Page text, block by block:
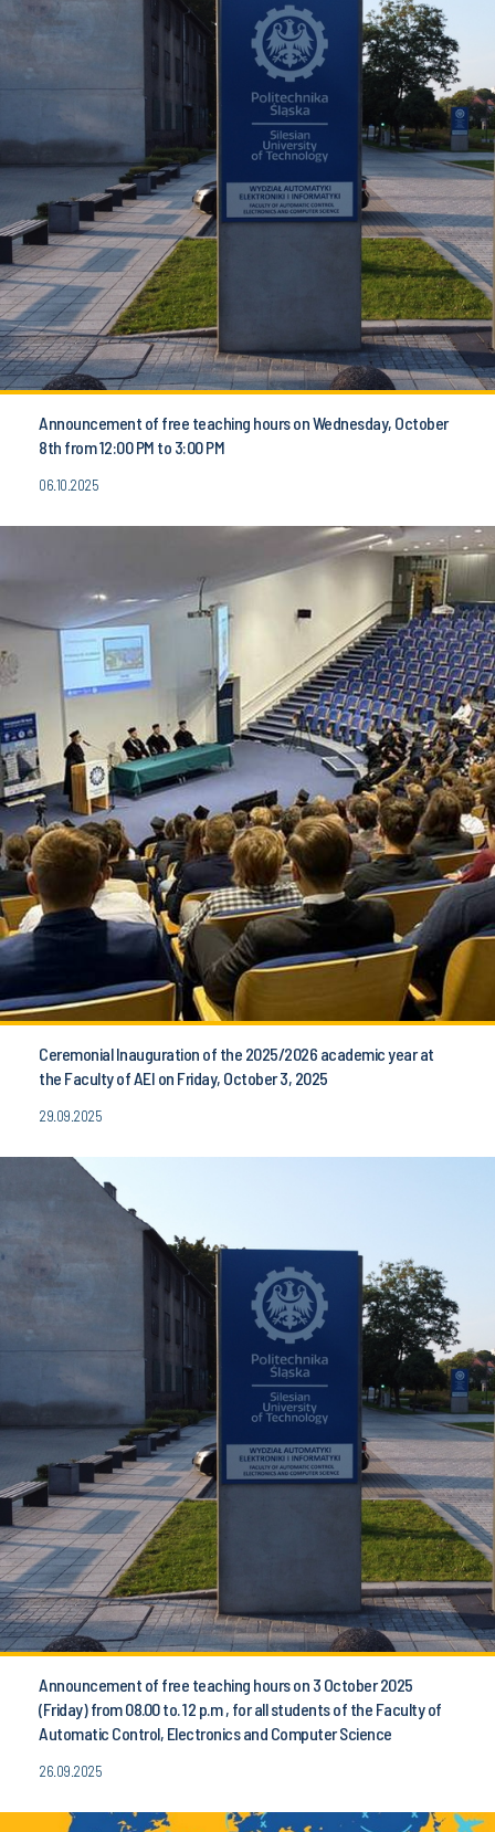
Announcement of free teaching hours on Wednesday, October
8th from 12:00 PM to 3:00 PM
06.10.2025
Ceremonial Inauguration of the 2025/2026 academic year at
the Faculty of AEI on Friday, October 3, 2025
29.09.2025
Announcement of free teaching hours on 3 October 2025
(Friday) from 08.00 to. 12 p.m , for all students of the Faculty of
Automatic Control, Electronics and Computer Science
26.09.2025